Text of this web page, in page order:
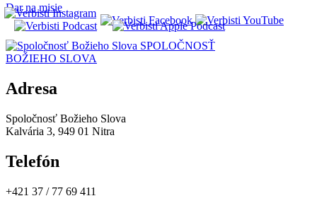
Dar na misie
SPOLOČNOSŤ
BOŽIEHO SLOVA
Adresa
Spoločnosť Božieho Slova
Kalvária 3, 949 01 Nitra
Telefón
+421 37 / 77 69 411